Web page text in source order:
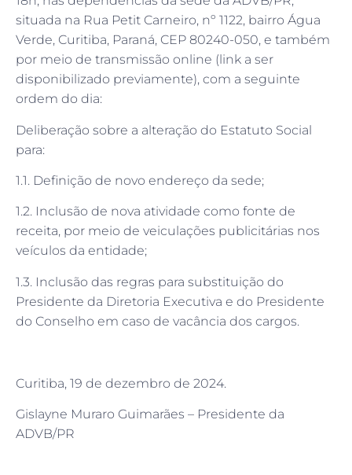
situada na Rua Petit Carneiro, nº 1122, bairro Água
Verde, Curitiba, Paraná, CEP 80240-050, e também
por meio de transmissão online (link a ser
disponibilizado previamente), com a seguinte
ordem do dia:
Deliberação sobre a alteração do Estatuto Social
para:
1.1. Definição de novo endereço da sede;
1.2. Inclusão de nova atividade como fonte de
receita, por meio de veiculações publicitárias nos
veículos da entidade;
1.3. Inclusão das regras para substituição do
Presidente da Diretoria Executiva e do Presidente
do Conselho em caso de vacância dos cargos.
Curitiba, 19 de dezembro de 2024.
Gislayne Muraro Guimarães – Presidente da
ADVB/PR